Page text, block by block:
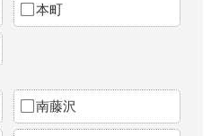
本町
南藤沢